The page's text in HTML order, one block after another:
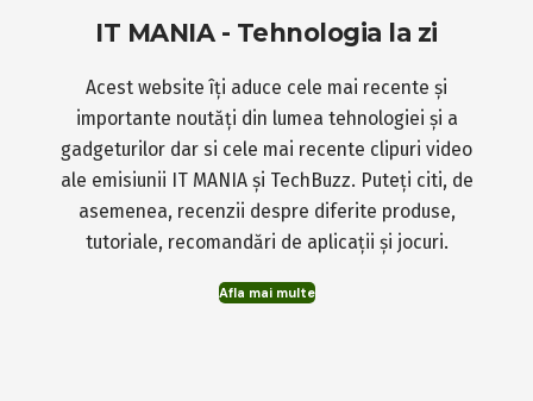
IT MANIA - Tehnologia la zi
Acest website îți aduce cele mai recente și
importante noutăți din lumea tehnologiei și a
gadgeturilor dar si cele mai recente clipuri video
ale emisiunii IT MANIA și TechBuzz. Puteți citi, de
asemenea, recenzii despre diferite produse,
tutoriale, recomandări de aplicații și jocuri.
Afla mai multe